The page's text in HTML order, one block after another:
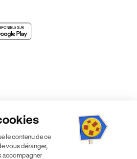
CGU Politique de confidentialité
de nos offres
le contenu de ce
vous déranger,
accompagner